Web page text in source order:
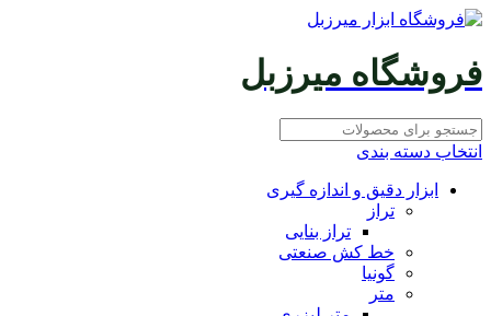
فروشگاه میرزبل
انتخاب دسته بندی
ابزار دقیق و اندازه گیری
تراز
تراز بنایی
خط کش صنعتی
گونیا
متر